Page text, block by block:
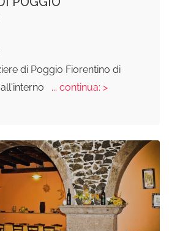
di Poggio Fiorentino di
... continua: >